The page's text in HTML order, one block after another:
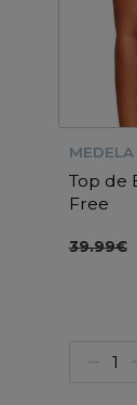
MEDELA
Top de
Free
39.99€